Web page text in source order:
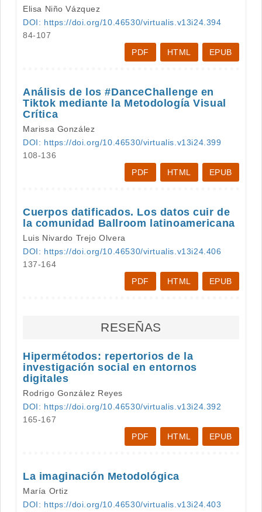
Elisa Niño Vázquez
DOI: https://doi.org/10.46530/virtualis.v13i24.394
84-107
PDF
HTML EPUB
Análisis de los #DanceChallenge en
Tiktok mediante la Metodología Visual
Crítica
Marissa González
DOI: https://doi.org/10.46530/virtualis.v13i24.399
108-136
PDF
HTML EPUB
Cuerpos datificados. Los datos cuir de
la comunidad Ballroom latinoamericana
Luis Nivardo Trejo Olvera
DOI: https://doi.org/10.46530/virtualis.v13i24.406
137-164
PDF
HTML EPUB
RESEÑAS
Hipermétodos: repertorios de la
investigación social en entornos
digitales
Rodrigo González Reyes
DOI: https://doi.org/10.46530/virtualis.v13i24.392
165-167
PDF
HTML EPUB
La imaginación Metodológica
María Ortiz
DOI: https://doi.org/10.46530/virtualis.v13i24.403